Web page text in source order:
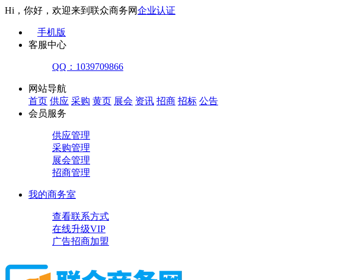
Hi，你好，欢迎来到联众商务网企业认证
手机版
客服中心
QQ：1039709866
网站导航
首页 供应 采购 黄页 展会 资讯 招商 招标 公告
会员服务
供应管理
采购管理
展会管理
招商管理
我的商务室
查看联系方式
在线升级VIP
广告招商加盟